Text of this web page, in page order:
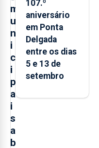
m
u
n
i
c
i
p
a
i
s
a
b
107.º
aniversário
em Ponta
Delgada
entre os dias
5 e 13 de
setembro